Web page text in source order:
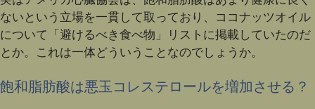
ないという立場を一貫して取っており、ココナッツオイル
について「避けるべき食べ物」リストに掲載していたのだ
とか。これは一体どういうことなのでしょうか。
飽和脂肪酸は悪玉コレステロールを増加させる？